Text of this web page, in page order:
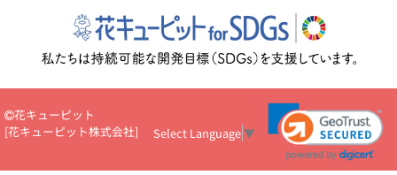
注目されている記事 365日の誕生花カレンダー
開店・開業
祝いのマナー
定年退職祝いのマナー
お祝いを贈るときのマナ
ー・ルール
花キューピットのお祝いコラム一覧
誕生日のお花
を「色彩心理学」で選ぶ方法
結婚祝いの予算相場
出産祝いお
ペットのお祝いワンポ
イントアドバイス
スタンド花（フラスタ）のマナー
お見舞い
のマナーとルール
新築引っ越し祝いコラム
お祝い花のマナー
職場上司や先輩へ贈るお祝い花の正解は？
開店祝い
花キューピット
[花キューピット株式会社] Select Language▼